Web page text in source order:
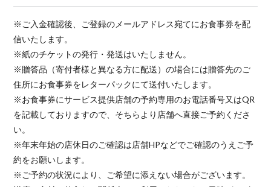
※ご入金確認後、ご登録のメールアドレス宛てにお食事券を配
信いたします。
※紙のチケットの発行・発送はいたしません。
※贈答品（寄付者様と異なる方に配送）の場合には贈答先のご
住所にお食事券をレターパックにて送付いたします。
※お食事券にサービス提供店舗の予約専用のお電話番号又はQR
を記載しておりますので、そちらより店舗へ直接ご予約くださ
い。
※年末年始の店休日のご確認は店舗HPなどでご確認のうえご予
約をお願いします。
※ご予約の状況により、ご希望に添えない場合がございます。